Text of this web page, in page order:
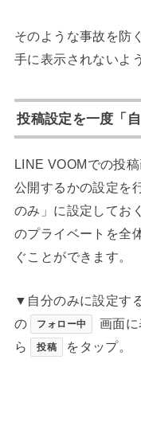
そのような事故を防
手に表示されないよ
投稿設定を一度「
LINE VOOMでの投
公開するかの設定を
のみ」に設定してお
のプライベートを全
ぐことができます。
▼自分のみに設定す
の
フォロー中 画面
ら
投稿 をタップ。